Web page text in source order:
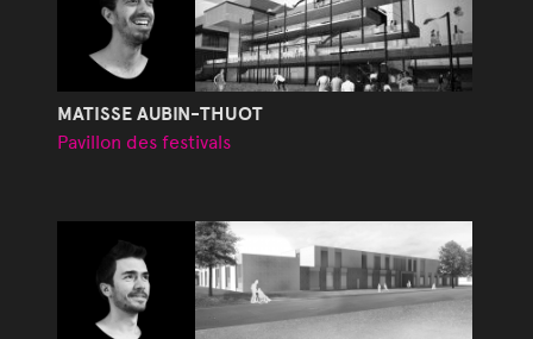
MATISSE AUBIN-THUOT
Pavillon des festivals